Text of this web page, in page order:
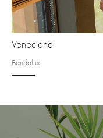
Veneciana
Bandalux